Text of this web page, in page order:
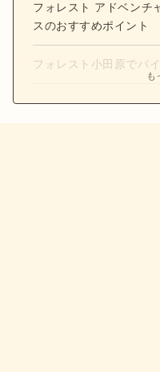
フォレスト アドベンチ
スのおすすめポイント
フォレスト小田原でバ
も